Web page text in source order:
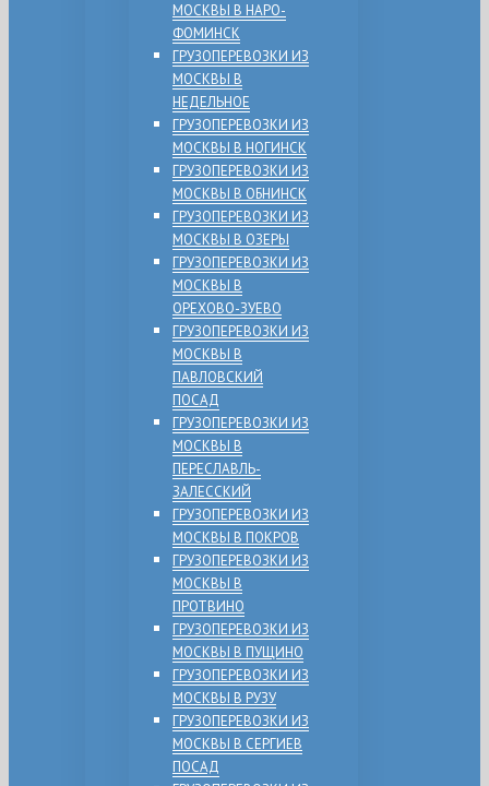
МОСКВЫ В НАРО-
ФОМИНСК
ГРУЗОПЕРЕВОЗКИ ИЗ
МОСКВЫ В
НЕДЕЛЬНОЕ
ГРУЗОПЕРЕВОЗКИ ИЗ
МОСКВЫ В НОГИНСК
ГРУЗОПЕРЕВОЗКИ ИЗ
МОСКВЫ В ОБНИНСК
ГРУЗОПЕРЕВОЗКИ ИЗ
МОСКВЫ В ОЗЕРЫ
ГРУЗОПЕРЕВОЗКИ ИЗ
МОСКВЫ В
ОРЕХОВО-ЗУЕВО
ГРУЗОПЕРЕВОЗКИ ИЗ
МОСКВЫ В
ПАВЛОВСКИЙ
ПОСАД
ГРУЗОПЕРЕВОЗКИ ИЗ
МОСКВЫ В
ПЕРЕСЛАВЛЬ-
ЗАЛЕССКИЙ
ГРУЗОПЕРЕВОЗКИ ИЗ
МОСКВЫ В ПОКРОВ
ГРУЗОПЕРЕВОЗКИ ИЗ
МОСКВЫ В
ПРОТВИНО
ГРУЗОПЕРЕВОЗКИ ИЗ
МОСКВЫ В ПУЩИНО
ГРУЗОПЕРЕВОЗКИ ИЗ
МОСКВЫ В РУЗУ
ГРУЗОПЕРЕВОЗКИ ИЗ
МОСКВЫ В СЕРГИЕВ
ПОСАД